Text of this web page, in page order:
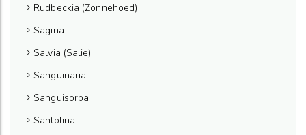
Rudbeckia (Zonnehoed)
Sagina
Salvia (Salie)
Sanguinaria
Sanguisorba
Santolina